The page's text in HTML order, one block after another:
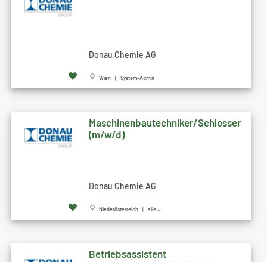
Donau Chemie AG
Wien | System-Admin
Maschinenbautechniker/Schlosser
(m/w/d)
Donau Chemie AG
Niederösterreich | alle...
Betriebsassistent